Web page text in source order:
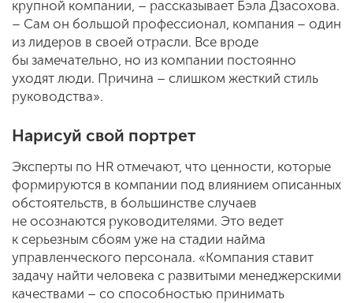
крупной компании, – рассказывает Бэла Дзасохова.
– Сам он большой профессионал, компания – один
из лидеров в своей отрасли. Все вроде
бы замечательно, но из компании постоянно
уходят люди. Причина – слишком жесткий стиль
руководства».
Нарисуй свой портрет
Эксперты по HR отмечают, что ценности, которые
формируются в компании под влиянием описанных
обстоятельств, в большинстве случаев
не осознаются руководителями. Это ведет
к серьезным сбоям уже на стадии найма
управленческого персонала. «Компания ставит
задачу найти человека с развитыми менеджерскими
качествами – со способностью принимать